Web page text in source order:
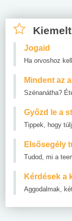
Jogaid
Ha orvoshoz
Mindent az
Szénanátha?
Győzd le a
Tippek, hogy
Elsősegély
Tudod, mi a
Kérdések a
Aggodalmak,